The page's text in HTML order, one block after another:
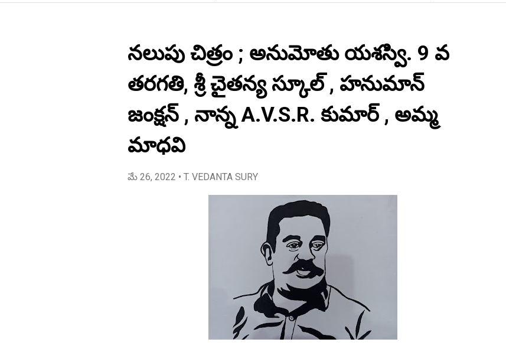
నలుపు చిత్రం ; అనుమోతు యశస్వి. 9 వ
తరగతి, శ్రీ చైతన్య స్కూల్ , హనుమాన్
జంక్షన్ , నాన్న A.V.S.R. కుమార్ , అమ్మ
మాధవి
మే 26, 2022 • T. VEDANTA SURY